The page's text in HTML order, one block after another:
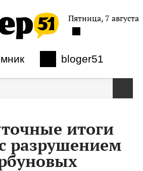
bloger51
Пятница, 7 августа
итоги
разрушением